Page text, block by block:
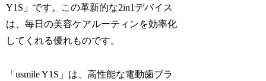
Y1S」です。この革新的な2in1デバイス
は、毎日の美容ケアルーティンを効率化
してくれる優れものです。
「usmile Y1S」は、高性能な電動歯ブラ